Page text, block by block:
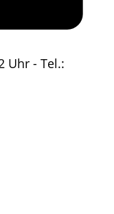
Uhr - Tel.: